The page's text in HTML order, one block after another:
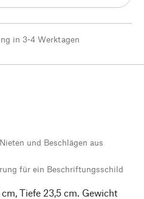
in 3-4 Werktagen
und Beschlägen aus
für ein Beschriftungsschild
Tiefe 23,5 cm. Gewicht